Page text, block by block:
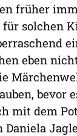
früher
für solchen
eben
bevor
mit dem